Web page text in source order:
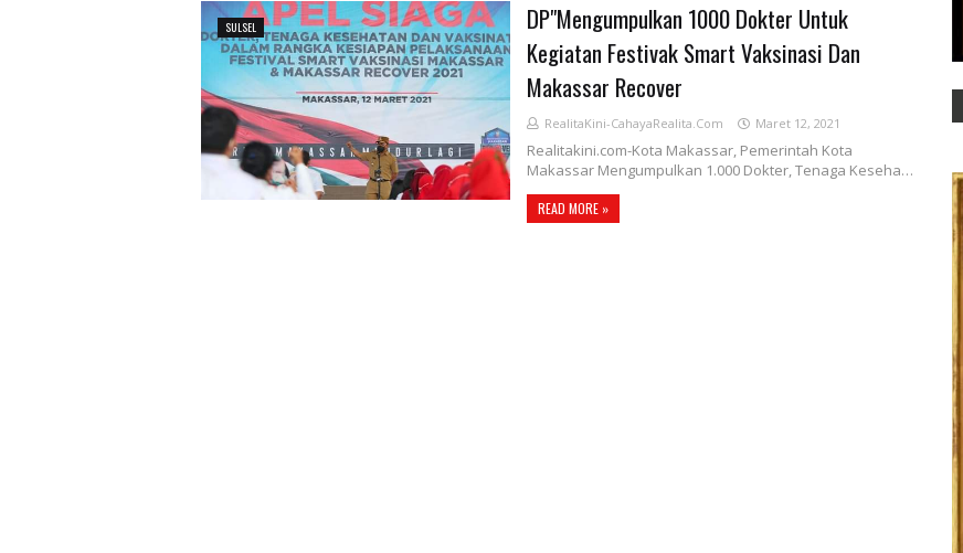
SULSEL
DP"Mengumpulkan 1000 Dokter Untuk
Kegiatan Festivak Smart Vaksinasi Dan
Makassar Recover
RealitaKini-CahayaRealita.Com Maret 12, 2021
Realitakini.com-Kota Makassar, Pemerintah Kota
Makassar Mengumpulkan 1.000 Dokter, Tenaga Keseha…
READ MORE »